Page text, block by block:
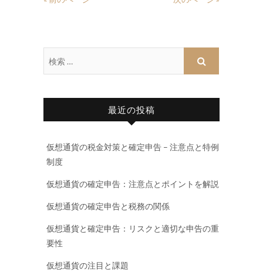
最近の投稿
仮想通貨の税金対策と確定申告 – 注意点と特例
制度
仮想通貨の確定申告：注意点とポイントを解説
仮想通貨の確定申告と税務の関係
仮想通貨と確定申告：リスクと適切な申告の重
要性
仮想通貨の注目と課題